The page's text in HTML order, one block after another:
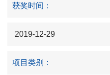
获奖时间：
2019-12-29
项目类别：